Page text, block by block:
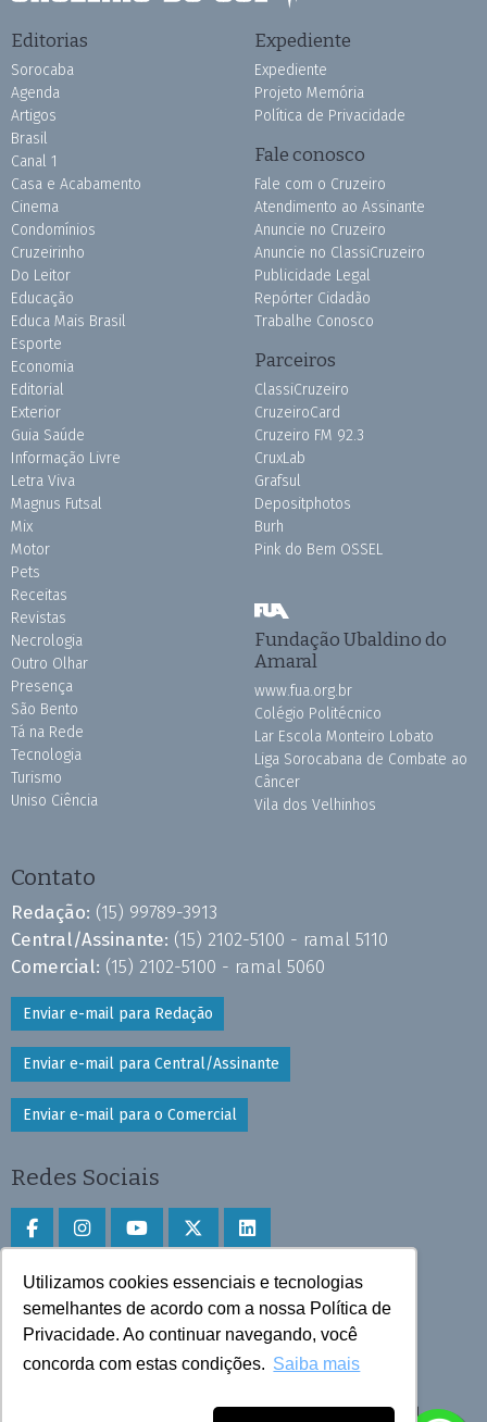
Utilizamos cookies essenciais e tecnologias
semelhantes de acordo com a nossa Política de
Privacidade. Ao continuar navegando, você
concorda com estas condições. Saiba mais
Editorias
Sorocaba
Agenda
Artigos
Brasil
Canal 1
Casa e Acabamento
Cinema
Condomínios
Cruzeirinho
Do Leitor
Educação
Educa Mais Brasil
Esporte
Economia
Editorial
Exterior
Guia Saúde
Informação Livre
Letra Viva
Magnus Futsal
Mix
Motor
Pets
Receitas
Revistas
Necrologia
Outro Olhar
Presença
São Bento
Tá na Rede
Tecnologia
Turismo
Uniso Ciência
Expediente
Expediente
Projeto Memória
Política de Privacidade
Fale conosco
Fale com o Cruzeiro
Atendimento ao Assinante
Anuncie no Cruzeiro
Anuncie no ClassiCruzeiro
Publicidade Legal
Repórter Cidadão
Trabalhe Conosco
Parceiros
ClassiCruzeiro
CruzeiroCard
Cruzeiro FM 92.3
CruxLab
Grafsul
Depositphotos
Burh
Pink do Bem OSSEL
Fundação Ubaldino do
Amaral
www.fua.org.br
Colégio Politécnico
Lar Escola Monteiro Lobato
Liga Sorocabana de Combate ao
Câncer
Vila dos Velhinhos
Contato
Redação: (15) 99789-3913
Central/Assinante: (15) 2102-5100 - ramal 5110
Comercial: (15) 2102-5100 - ramal 5060
Enviar e-mail para Redação
Enviar e-mail para Central/Assinante
Enviar e-mail para o Comercial
Redes Sociais
Faça download do aplicativo
Play Store e App Store
Todos os direitos reservados © 2025 Cruzeiro do Sul